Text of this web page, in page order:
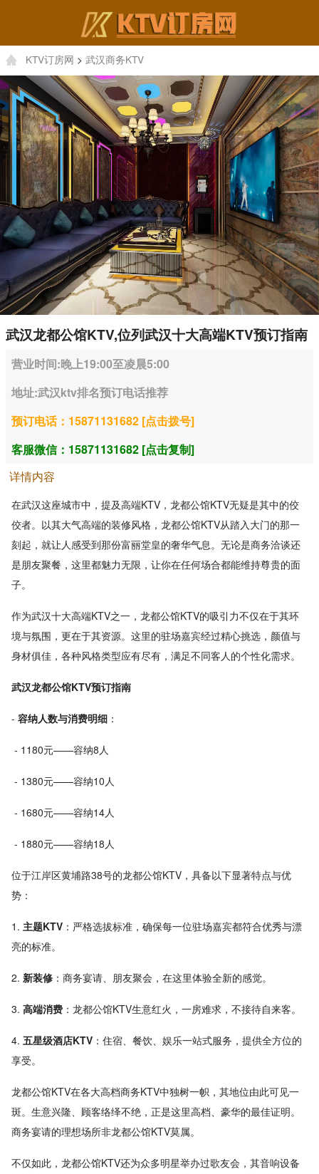
KTV订房网 > 武汉商务KTV
武汉龙都公馆KTV,位列武汉十大高端KTV预订指南
营业时间:晚上19:00至凌晨5:00
地址:武汉ktv排名预订电话推荐
预订电话：15871131682 [点击拨号]
客服微信：15871131682 [点击复制]
详情内容
在武汉这座城市中，提及高端KTV，龙都公馆KTV无疑是其中的佼
佼者。以其大气高端的装修风格，龙都公馆KTV从踏入大门的那一
刻起，就让人感受到那份富丽堂皇的奢华气息。无论是商务洽谈还
是朋友聚餐，这里都魅力无限，让你在任何场合都能维持尊贵的面
子。
作为武汉十大高端KTV之一，龙都公馆KTV的吸引力不仅在于其环
境与氛围，更在于其资源。这里的驻场嘉宾经过精心挑选，颜值与
身材俱佳，各种风格类型应有尽有，满足不同客人的个性化需求。
武汉龙都公馆KTV预订指南
- 容纳人数与消费明细 ：
- 1180元——容纳8人
- 1380元——容纳10人
- 1680元——容纳14人
- 1880元——容纳18人
位于江岸区黄埔路38号的龙都公馆KTV，具备以下显著特点与优
势：
1. 主题KTV ：严格选拔标准，确保每一位驻场嘉宾都符合优秀与漂
亮的标准。
2. 新装修 ：商务宴请、朋友聚会，在这里体验全新的感觉。
3. 高端消费 ：龙都公馆KTV生意红火，一房难求，不接待自来客。
4. 五星级酒店KTV ：住宿、餐饮、娱乐一站式服务，提供全方位的
享受。
龙都公馆KTV在各大高档商务KTV中独树一帜，其地位由此可见一
斑。生意兴隆、顾客络绎不绝，正是这里高档、豪华的最佳证明。
商务宴请的理想场所非龙都公馆KTV莫属。
不仅如此，龙都公馆KTV还为众多明星举办过歌友会，其音响设备